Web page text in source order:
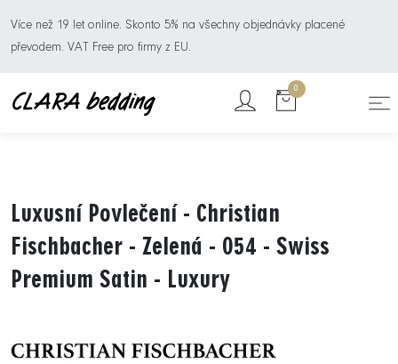
Více než 19 let online. Skonto 5% na všechny objednávky placené
převodem. VAT Free pro firmy z EU.
0
Luxusní Povlečení - Christian
Fischbacher - Zelená - 054 - Swiss
Premium Satin - Luxury